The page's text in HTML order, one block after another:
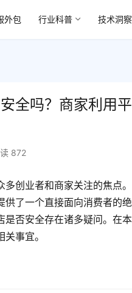
外包 行业科普 技术洞察
全吗？商家利用
872
创业者和商家关注的焦点
了一个直接面向消费者的
否安全存在诸多疑问。在
事宜。